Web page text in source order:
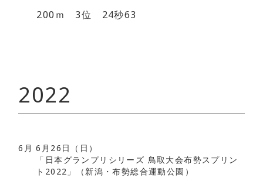
200ｍ 3位 24秒63
2022
6月 6月26日（日）
「日本グランプリシリーズ 鳥取大会布勢スプリン
ト2022」（新潟・布勢総合運動公園）